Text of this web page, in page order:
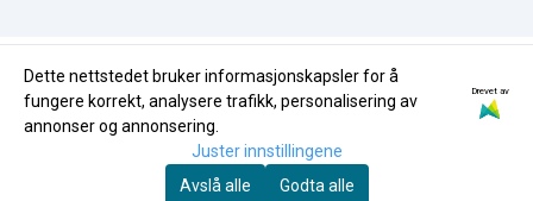
Dette nettstedet bruker informasjonskapsler for å
fungere korrekt, analysere trafikk, personalisering av
annonser og annonsering.
Drevet av
Juster innstillingene
Avslå alle
Godta alle